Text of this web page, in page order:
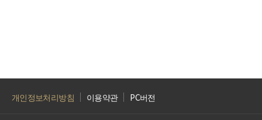
개인정보처리방침 이용약관 PC버전